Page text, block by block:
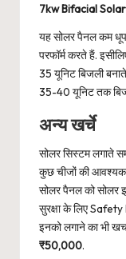
7kw Bifacial
यह सोलर पैनल कम धूप,
परफॉर्म करते हैं.
35 यूनिट बिजली
35-40 यूनिट तक
अन्य खर्चे
सोलर सिस्टम लगाते
कुछ चीजों की
सोलर पैनल को सोलर
सुरक्षा के लिए
इनको लगाने का भी
₹50,000.